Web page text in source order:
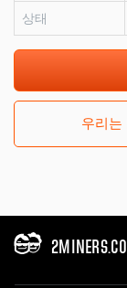
상태
우리는